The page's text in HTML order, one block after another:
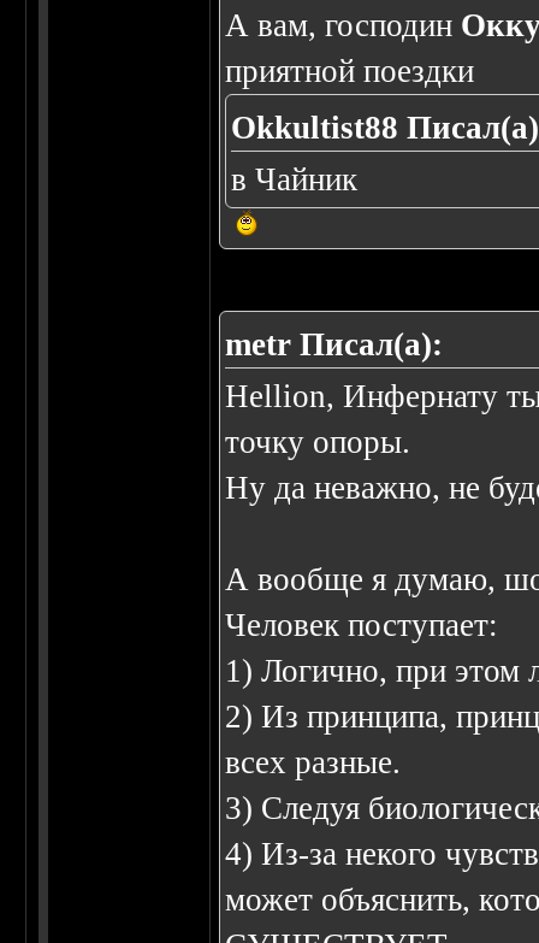
А вам, господин
приятной поездки
Okkultist88
в Чайник
metr Писал(а):
Hellion, Инфернату ты
точку опоры.
Ну да неважно, не
А вообще я думаю,
Человек поступает:
1) Логично, при этом
2) Из принципа,
всех разные.
3) Следуя
4) Из-за некого
может объяснить,